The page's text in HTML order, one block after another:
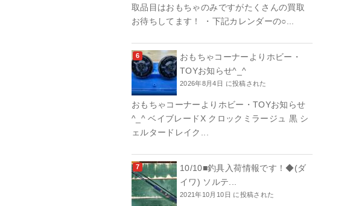
取品目はおもちゃのみですがたくさんの買取
お待ちしてます！ ・下記カレンダーの○...
おもちゃコーナーよりホビー・
TOYお知らせ^_^
2026年8月4日 に投稿された
おもちゃコーナーよりホビー・TOYお知らせ
^_^ ベイブレードX クロックミラージュ 黒 シ
ェルタードレイク...
10/10■釣具入荷情報です！◆(ダ
イワ) ソルテ...
2021年10月10日 に投稿された